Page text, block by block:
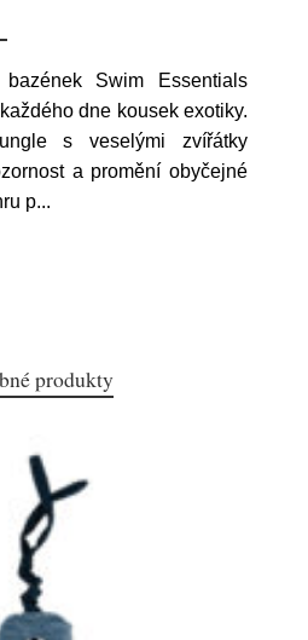
bazének Swim Essentials
dne kousek exotiky.
s veselými zvířátky
a promění obyčejné
p...
produkty